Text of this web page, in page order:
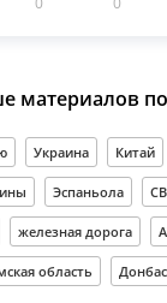
материалов
Украина Китай
Эспаньола
железная дорога
область